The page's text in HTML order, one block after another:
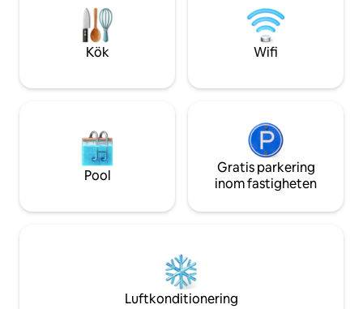
hårtork, bidé!, eldstad, grill och
väg. Körde av sina ägare.
nationalparker,
mängd olika
aktiviteter året
Kök Wifi
Pool
Gratis parkering
inom fastigheten
Luftkonditionering